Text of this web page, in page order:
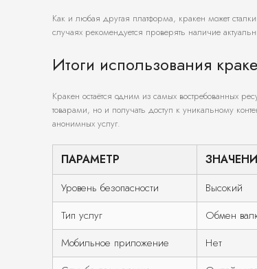
Как и любая другая платформа, кракен может
случаях рекомендуется проверять наличие
Итоги использования
Кракен остаётся одним из самых востребованных
товарами, но и получать доступ к уникальному
анонимных услуг.
ПАРАМЕТР
Уровень безопасности Высокий
Тип услуг
Обмен
Мобильное приложение
Нет